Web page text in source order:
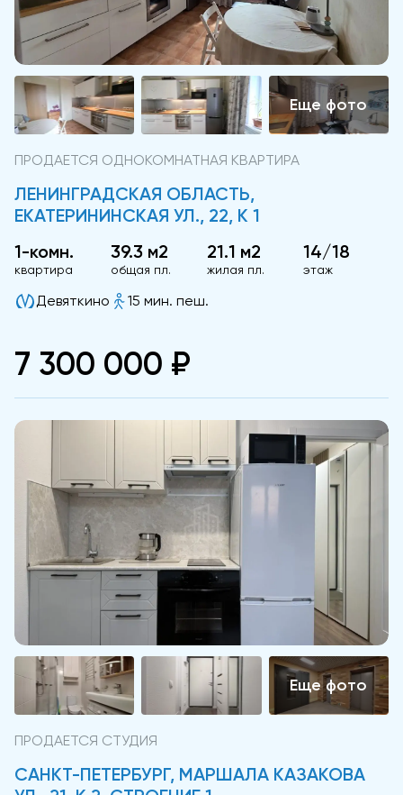
ПРОДАЕТСЯ ОДНОКОМНАТНАЯ КВАРТИРА
ЛЕНИНГРАДСКАЯ ОБЛАСТЬ,
ЕКАТЕРИНИНСКАЯ УЛ., 22, К 1
1-комн.
квартира
39.3 м2
общая пл.
21.1 м2
жилая пл.
14/18
этаж
Девяткино 15 мин. пеш.
7 300 000 ₽
ПРОДАЕТСЯ СТУДИЯ
САНКТ-ПЕТЕРБУРГ, МАРШАЛА КАЗАКОВА